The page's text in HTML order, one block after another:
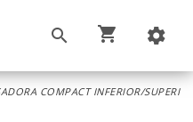
COMPACT INFERIOR/SUPERI